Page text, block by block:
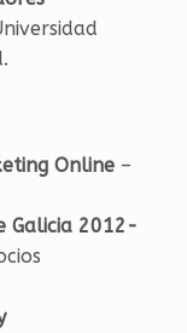
Online –
Galicia 2012-